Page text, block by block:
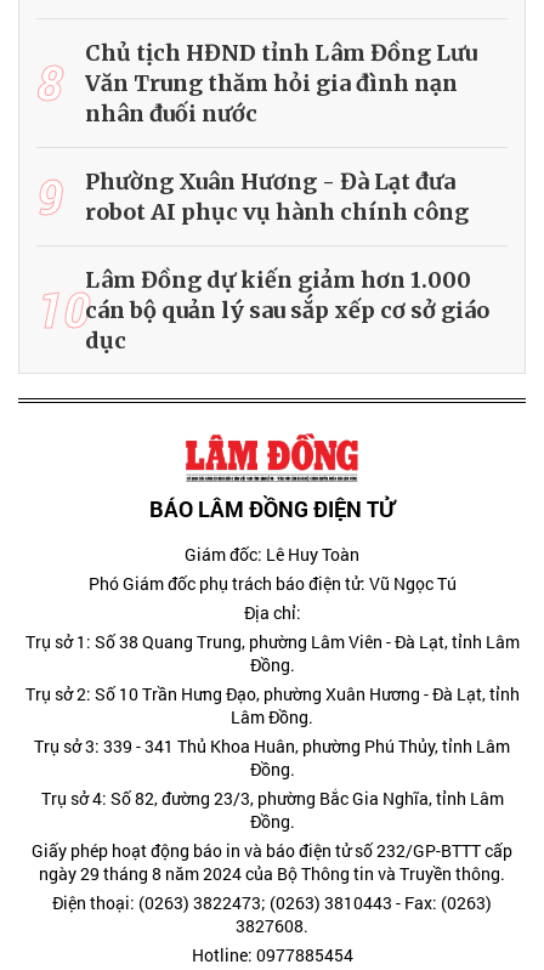
8
Chủ tịch HĐND tỉnh Lâm Đồng Lưu
Văn Trung thăm hỏi gia đình nạn
nhân đuối nước
9
Phường Xuân Hương - Đà Lạt đưa
robot AI phục vụ hành chính công
10Lâm Đồng dự kiến giảm hơn 1.000
cán bộ quản lý sau sắp xếp cơ sở giáo
dục
BÁO LÂM ĐỒNG ĐIỆN TỬ
Giám đốc: Lê Huy Toàn
Phó Giám đốc phụ trách báo điện tử: Vũ Ngọc Tú
Địa chỉ:
Trụ sở 1: Số 38 Quang Trung, phường Lâm Viên - Đà Lạt, tỉnh Lâm
Đồng.
Trụ sở 2: Số 10 Trần Hưng Đạo, phường Xuân Hương - Đà Lạt, tỉnh
Lâm Đồng.
Trụ sở 3: 339 - 341 Thủ Khoa Huân, phường Phú Thủy, tỉnh Lâm
Đồng.
Trụ sở 4: Số 82, đường 23/3, phường Bắc Gia Nghĩa, tỉnh Lâm
Đồng.
Giấy phép hoạt động báo in và báo điện tử số 232/GP-BTTT cấp
ngày 29 tháng 8 năm 2024 của Bộ Thông tin và Truyền thông.
Điện thoại: (0263) 3822473; (0263) 3810443 - Fax: (0263)
3827608.
Hotline: 0977885454